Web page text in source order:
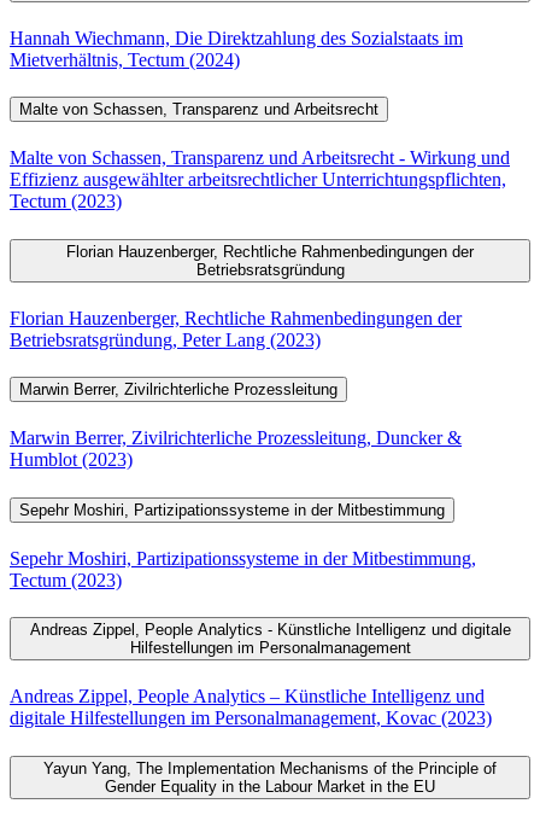
Hannah Wiechmann, Die Direktzahlung des Sozialstaats im
Mietverhältnis, Tectum (2024)
Malte von Schassen, Transparenz und Arbeitsrecht
Malte von Schassen, Transparenz und Arbeitsrecht - Wirkung und
Effizienz ausgewählter arbeitsrechtlicher Unterrichtungspflichten,
Tectum (2023)
Florian Hauzenberger, Rechtliche Rahmenbedingungen der
Betriebsratsgründung
Florian Hauzenberger, Rechtliche Rahmenbedingungen der
Betriebsratsgründung, Peter Lang (2023)
Marwin Berrer, Zivilrichterliche Prozessleitung
Marwin Berrer, Zivilrichterliche Prozessleitung, Duncker &
Humblot (2023)
Sepehr Moshiri, Partizipationssysteme in der Mitbestimmung
Sepehr Moshiri, Partizipationssysteme in der Mitbestimmung,
Tectum (2023)
Andreas Zippel, People Analytics - Künstliche Intelligenz und digitale
Hilfestellungen im Personalmanagement
Andreas Zippel, People Analytics – Künstliche Intelligenz und
digitale Hilfestellungen im Personalmanagement, Kovac (2023)
Yayun Yang, The Implementation Mechanisms of the Principle of
Gender Equality in the Labour Market in the EU